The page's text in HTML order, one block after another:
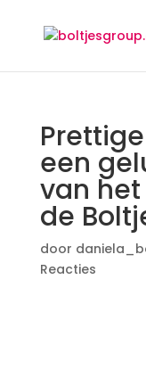
een
van
de
door
Reacties